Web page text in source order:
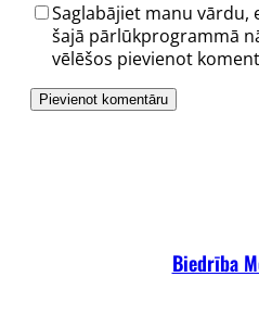
Saglabājiet manu vārdu,
šajā pārlūkprogrammā
vēlēšos pievienot
Biedrība